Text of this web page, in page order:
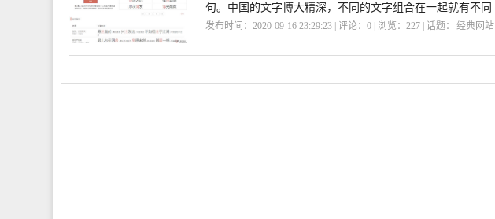
句。中国的文字博大精深，不同的文字组合在一起就有不同
发布时间：2020-09-16 23:29:23 | 评论：0 | 浏览：227 | 话题： 经典网站